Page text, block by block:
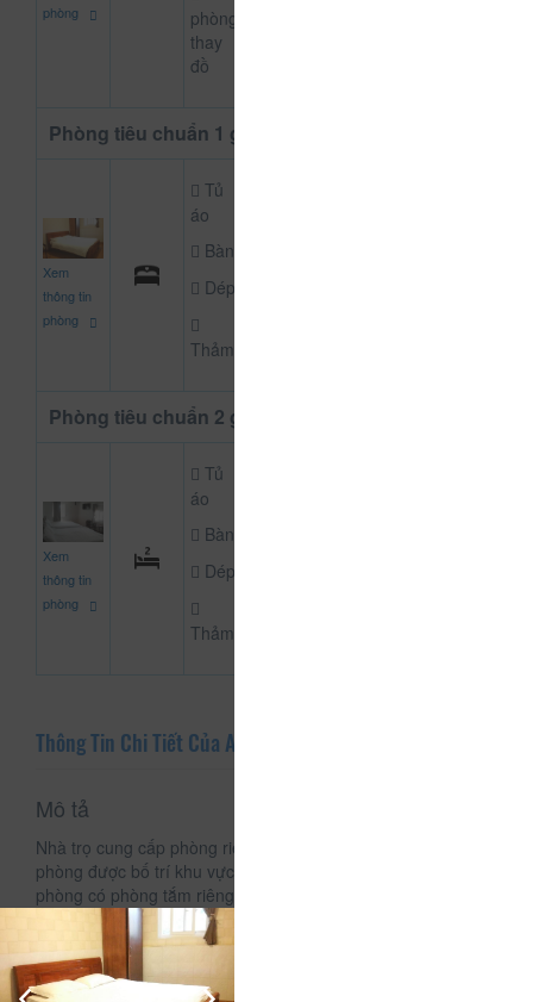
phòng
phòng
thay
đồ
Phòng tiêu chuẩn 1 giường đôi
Xem
thông tin
phòng
Tủ
áo
Bàn
Dép
Thảm
Phòng tiêu chuẩn 2 giường
Xem
thông tin
phòng
Tủ
áo
Bàn
Dép
Thảm
Thông Tin Chi Tiết Của Alan Hostel
Mô tả
Nhà trọ cung cấp phòng riêng và phòng ngủ tập thể. Một số
phòng được bố trí khu vực ghế ngồi cho khách thư giãn. Các
phòng có phòng tắm riêng hoặc sử dụng phòng tắm chung
với vòi sen nước nóng 24 giờ. Tủ có khóa được cung cấp
miễn phí. Du khách có thể hát Karaoke tại đây. Chỗ nghỉ còn
có khu vực chung lớn ở tầng dưới, nơi bán các loại đồ uống
giá rẻ. Nhà trọ cũng có thể sắp xếp các dịch vụ đặt xe buýt,